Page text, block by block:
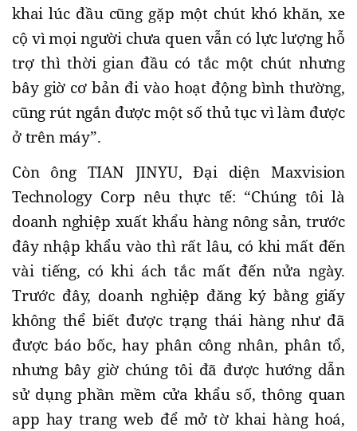
khai lúc đầu cũng gặp một chút khó khăn, xe
cộ vì mọi người chưa quen vẫn có lực lượng hỗ
trợ thì thời gian đầu có tắc một chút nhưng
bây giờ cơ bản đi vào hoạt động bình thường,
cũng rút ngắn được một số thủ tục vì làm được
ở trên máy”.
Còn ông TIAN JINYU, Đại diện Maxvision
Technology Corp nêu thực tế: “Chúng tôi là
doanh nghiệp xuất khẩu hàng nông sản, trước
đây nhập khẩu vào thì rất lâu, có khi mất đến
vài tiếng, có khi ách tắc mất đến nửa ngày.
Trước đây, doanh nghiệp đăng ký bằng giấy
không thể biết được trạng thái hàng như đã
được báo bốc, hay phân công nhân, phân tổ,
nhưng bây giờ chúng tôi đã được hướng dẫn
sử dụng phần mềm cửa khẩu số, thông quan
app hay trang web để mở tờ khai hàng hoá,